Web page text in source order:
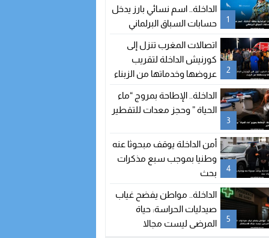
1
الداخلة.. اسم نسائي بارز يدخل
حسابات السباق البرلماني
2
اتصالات المغرب تنزل إلى
كورنيش الداخلة لتقريب
عروضها وخدماتها من الزبناء
3
الداخلة.. الإطاحة بمروج “ماء
الحياة ” وحجز معدات للتقطير
4
أمن الداخلة يوقف مبحوثا عنه
وطنيا بموجب سبع مذكرات
بحث
5
الداخلة.. مواطن يفضح غياب
صيدليات الحراسة: حياة
المرضى ليست مجالا